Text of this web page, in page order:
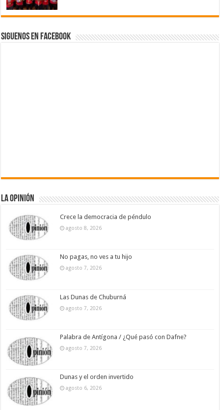
Siguenos en Facebook
La Opinión
Crece la democracia de péndulo
agosto 8, 2026
No pagas, no ves a tu hijo
agosto 7, 2026
Las Dunas de Chuburná
agosto 7, 2026
Palabra de Antígona / ¿Qué pasó con Dafne?
agosto 7, 2026
Dunas y el orden invertido
agosto 6, 2026